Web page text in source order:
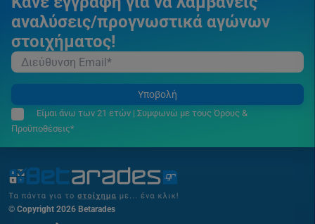
αναλύσεις/προγνωστικά αγώνων
στοιχήματος!
Υποβολή
Είμαι άνω των 21 ετών | Συμφωνώ με τους Όρους &
Προϋποθέσεις*
© Copyright 2026 Betarades